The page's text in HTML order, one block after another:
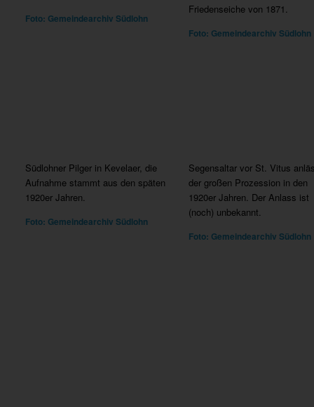
Foto: Gemeindearchiv Südlohn
Friedenseiche von 1871.
Foto: Gemeindearchiv Südlohn
Südlohner Pilger in Kevelaer, die
Aufnahme stammt aus den späten
1920er Jahren.
Foto: Gemeindearchiv Südlohn
Segensaltar vor St. Vitus
der großen Prozession in den
1920er Jahren. Der Anlass ist
(noch) unbekannt.
Foto: Gemeindearchiv Südlohn